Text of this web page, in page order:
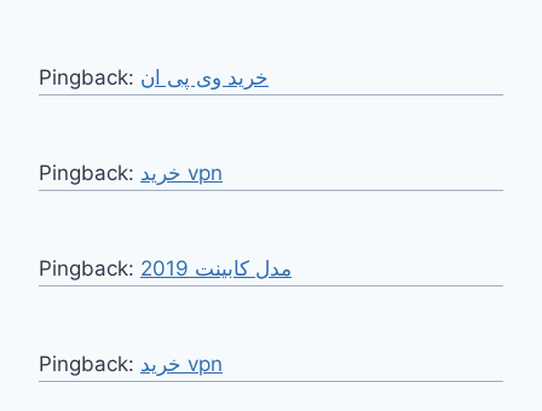
Pingback: خرید وی پی ان
Pingback: خرید vpn
Pingback: مدل کابینت 2019
Pingback: خرید vpn